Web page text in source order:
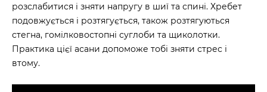
розслабитися і зняти напругу в шиї та спині. Хребет
подовжується і розтягується, також розтягуються
стегна, гомілковостопні суглоби та щиколотки.
Практика цієї асани допоможе тобі зняти стрес і
втому.